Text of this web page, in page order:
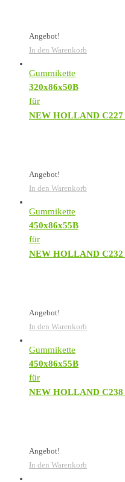
Angebot!
In den Warenkorb
Gummikette
320x86x50B
für
NEW HOLLAND C227
Angebot!
In den Warenkorb
Gummikette
450x86x55B
für
NEW HOLLAND C232
Angebot!
In den Warenkorb
Gummikette
450x86x55B
für
NEW HOLLAND C238
Angebot!
In den Warenkorb